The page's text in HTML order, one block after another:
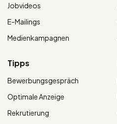
Jobvideos
E-Mailings
Medienkampagnen
Tipps
Bewerbungsgespräch
Optimale Anzeige
Rekrutierung